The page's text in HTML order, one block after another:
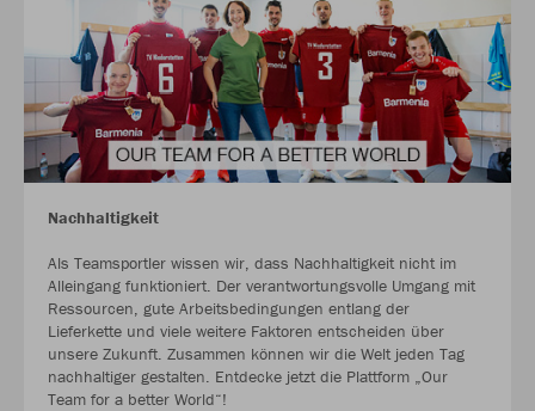
Nachhaltigkeit
Als Teamsportler wissen wir, dass Nachhaltigkeit nicht im
Alleingang funktioniert. Der verantwortungsvolle Umgang mit
Ressourcen, gute Arbeitsbedingungen entlang der
Lieferkette und viele weitere Faktoren entscheiden über
unsere Zukunft. Zusammen können wir die Welt jeden Tag
nachhaltiger gestalten. Entdecke jetzt die Plattform „Our
Team for a better World“!